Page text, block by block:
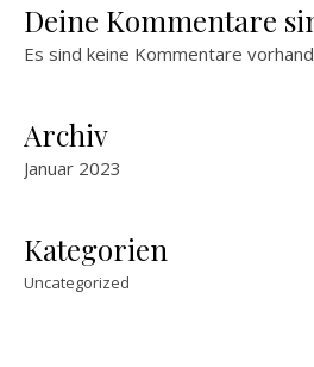
Deine Kommentare
Es sind keine Kommentare
Archiv
Januar 2023
Kategorien
Uncategorized